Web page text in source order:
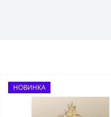
НОВИНКА